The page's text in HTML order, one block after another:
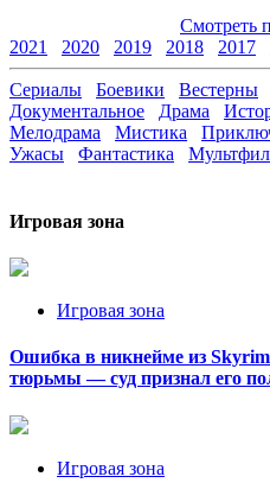
Смотреть
2021
2020 2019 2018 2017
Сериалы Боевики Вестерны
Документальное
Драма
Мелодрама
Мистика
Ужасы
Фантастика
Игровая зона
Игровая зона
Ошибка в никнейме из Skyrim
тюрьмы — суд признал его
Игровая зона